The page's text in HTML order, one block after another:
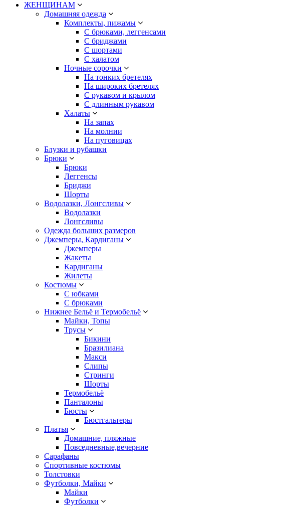
ЖЕНЩИНАМ
Домашняя одежда
Комплекты, пижамы
С брюками, леггенсами
С бриджами
С шортами
С халатом
Ночные сорочки
На тонких бретелях
На широких бретелях
С рукавом и крылом
С длинным рукавом
Халаты
На запах
На молнии
На пуговицах
Блузки и рубашки
Брюки
Брюки
Леггенсы
Бриджи
Шорты
Водолазки, Лонгсливы
Водолазки
Лонгсливы
Одежда больших размеров
Джемперы, Кардиганы
Джемперы
Жакеты
Кардиганы
Жилеты
Костюмы
С юбками
С брюками
Нижнее Бельё и Термобельё
Майки, Топы
Трусы
Бикини
Бразилиана
Макси
Слипы
Стринги
Шорты
Термобельё
Панталоны
Бюсты
Бюстгальтеры
Платья
Домашние, пляжные
Повседневные,вечерние
Сарафаны
Спортивные костюмы
Толстовки
Футболки, Майки
Майки
Футболки